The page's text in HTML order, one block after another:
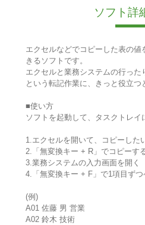
ソフト詳
エクセルなどでコピーした表の
きるソフトです。
エクセルと業務システムの行った
という転記作業に、きっと役立つ
■使い方
ソフトを起動して、タスクトレイ
1.エクセルを開いて、コピーした
2.「無変換キー + R」でコピーす
3.業務システムの入力画面を開く
4.「無変換キー + F」で1項目ずつ
(例)
A01 佐藤 男 営業
A02 鈴木 技術